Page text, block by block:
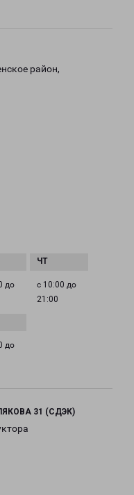
район,
до
с 10:00 до
21:00
до
31 (СДЭК)